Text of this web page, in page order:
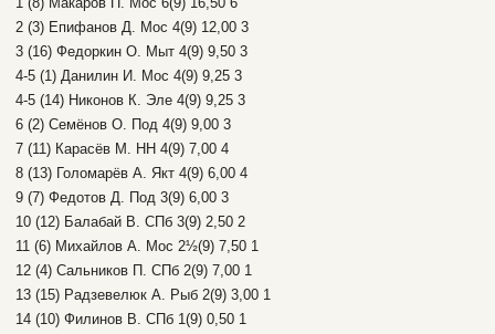
2 (3) Епифанов Д. Мос 4(9) 12,00 3
3 (16) Федоркин О. Мыт 4(9) 9,50 3
4-5 (1) Данилин И. Мос 4(9) 9,25 3
4-5 (14) Никонов К. Эле 4(9) 9,25 3
6 (2) Семёнов О. Под 4(9) 9,00 3
7 (11) Карасёв М. НН 4(9) 7,00 4
8 (13) Голомарёв А. Якт 4(9) 6,00 4
9 (7) Федотов Д. Под 3(9) 6,00 3
10 (12) Балабай В. СПб 3(9) 2,50 2
11 (6) Михайлов А. Мос 2½(9) 7,50 1
12 (4) Сальников П. СПб 2(9) 7,00 1
13 (15) Радзевелюк А. Рыб 2(9) 3,00 1
14 (10) Филинов В. СПб 1(9) 0,50 1